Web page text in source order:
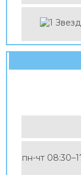
пн-чт